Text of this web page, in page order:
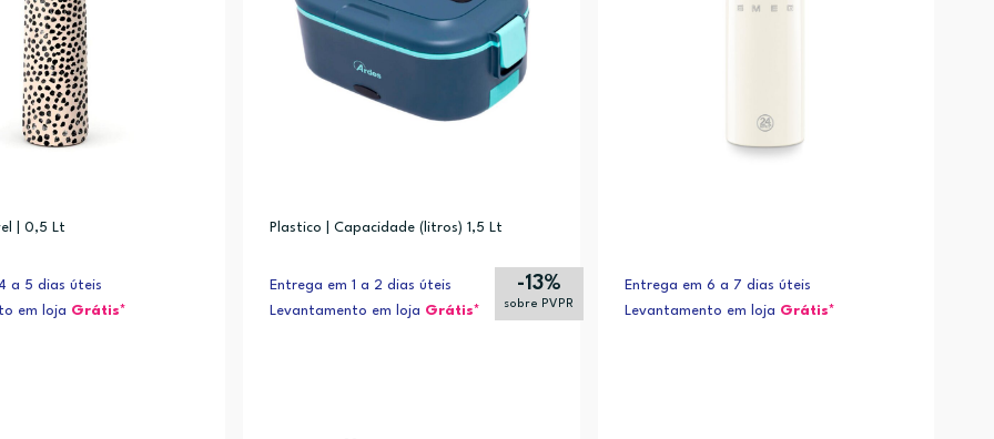
| 0,5 Lt
a 5 dias úteis
em loja Grátis*
Plastico | Capacidade (litros) 1,5 Lt
Entrega em 1 a 2 dias úteis
Levantamento em loja Grátis*
-13%
sobre PVPR
Entrega em 6 a 7 dias úteis
Levantamento em loja Grátis*